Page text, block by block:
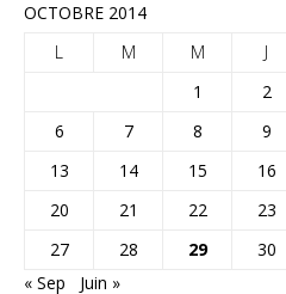
OCTOBRE 2014
L
M M J
1
2
6
7 8 9
13
14 15 16
20
21 22 23
27
28 29 30
« Sep
Juin »